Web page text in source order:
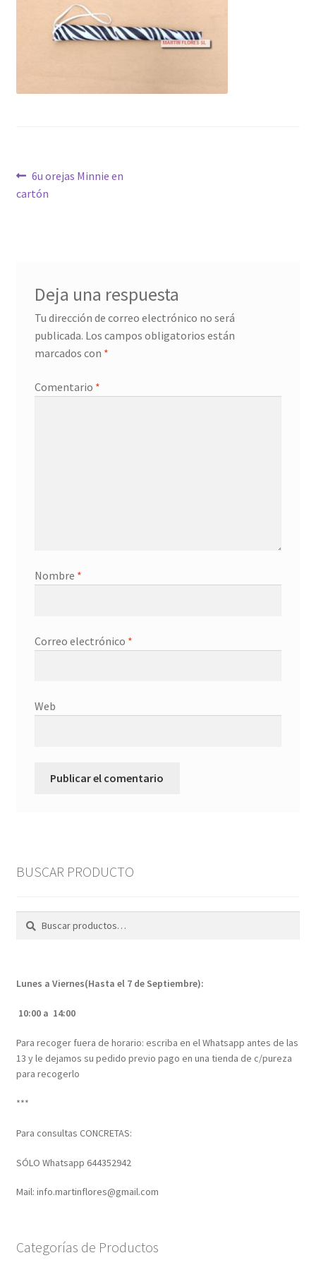
Navegación
de
Anterior:
6u orejas Minnie en
cartón
Deja una respuesta
Tu dirección de correo electrónico no será
publicada. Los campos obligatorios están
marcados con *
Comentario *
Nombre *
Correo electrónico *
Web
BUSCAR PRODUCTO
Buscar
Buscar
Lunes a Viernes(Hasta el 7 de Septiembre):
10:00 a 14:00
Para recoger fuera de horario: escriba en el Whatsapp antes de las
13 y le dejamos su pedido previo pago en una tienda de c/pureza
para recogerlo
***
Para consultas CONCRETAS:
SÓLO Whatsapp 644352942
Mail: info.martinflores@gmail.com
Categorías de Productos